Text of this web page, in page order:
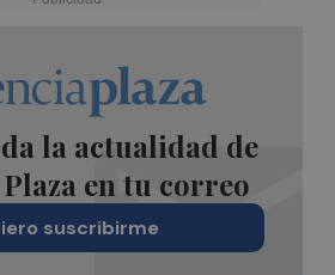
la actualidad de
en tu correo
suscribirme